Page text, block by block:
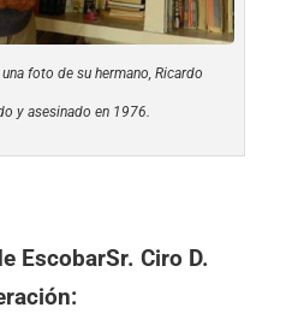
foto de su hermano, Ricardo
y asesinado en 1976.
EscobarSr. Ciro D.